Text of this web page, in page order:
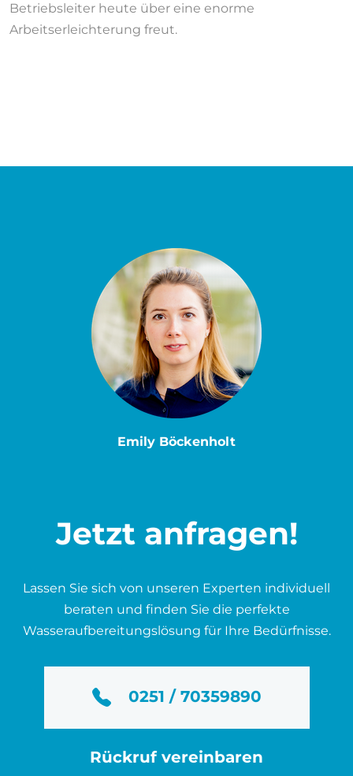
Betriebsleiter heute über eine enorme
Arbeitserleichterung freut.
Emily Böckenholt
Jetzt anfragen!
Lassen Sie sich von unseren Experten individuell
beraten und finden Sie die perfekte
Wasseraufbereitungslösung für Ihre Bedürfnisse.
0251 / 70359890
Rückruf vereinbaren